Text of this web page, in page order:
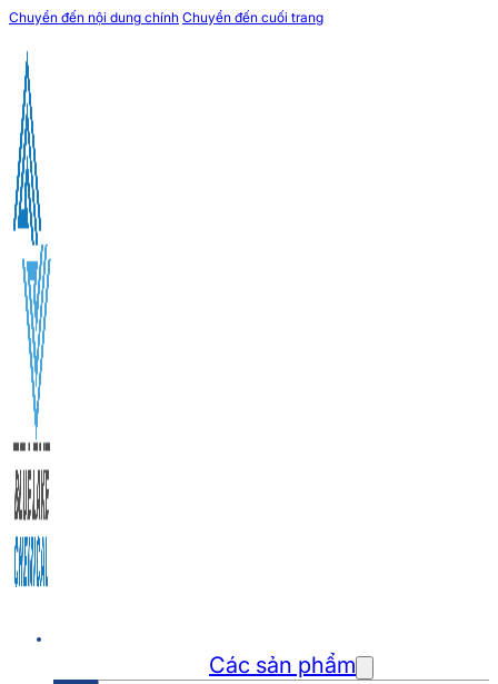
Chuyển đến nội dung chính Chuyển đến cuối trang
Các sản phẩm